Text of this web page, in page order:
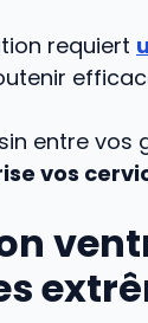
requiert
entre vos
vos